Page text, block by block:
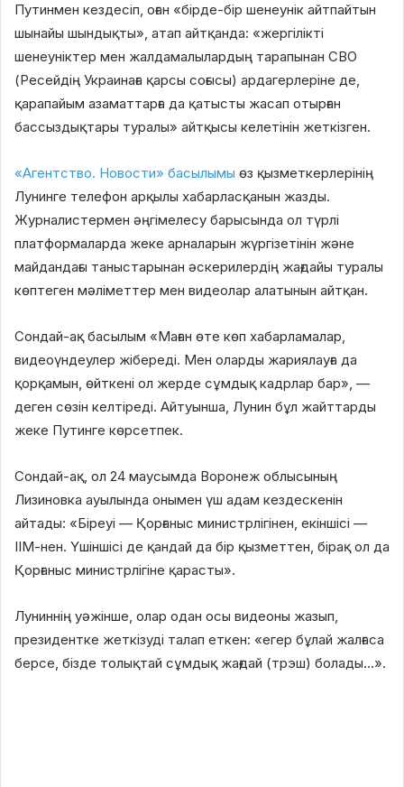
Путинмен кездесіп, оған «бірде-бір шенеунік айтпайтын
шынайы шындықты», атап айтқанда: «жергілікті
шенеуніктер мен жалдамалылардың тарапынан СВО
(Ресейдің Украинаға қарсы соғысы) ардагерлеріне де,
қарапайым азаматтарға да қатысты жасап отырған
бассыздықтары туралы» айтқысы келетінін жеткізген.
«Агентство. Новости» басылымы өз қызметкерлерінің
Лунинге телефон арқылы хабарласқанын жазды.
Журналистермен әңгімелесу барысында ол түрлі
платформаларда жеке арналарын жүргізетінін және
майдандағы таныстарынан әскерилердің жағдайы туралы
көптеген мәліметтер мен видеолар алатынын айтқан.
Сондай-ақ басылым «Маған өте көп хабарламалар,
видеоүндеулер жібереді. Мен оларды жариялауға да
қорқамын, өйткені ол жерде сұмдық кадрлар бар», —
деген сөзін келтіреді. Айтуынша, Лунин бұл жайттарды
жеке Путинге көрсетпек.
Сондай-ақ, ол 24 маусымда Воронеж облысының
Лизиновка ауылында онымен үш адам кездескенін
айтады: «Біреуі — Қорғаныс министрлігінен, екіншісі —
ІІМ-нен. Үшіншісі де қандай да бір қызметтен, бірақ ол да
Қорғаныс министрлігіне қарасты».
Луниннің уәжінше, олар одан осы видеоны жазып,
президентке жеткізуді талап еткен: «егер бұлай жалғаса
берсе, бізде толықтай сұмдық жағдай (трэш) болады…».